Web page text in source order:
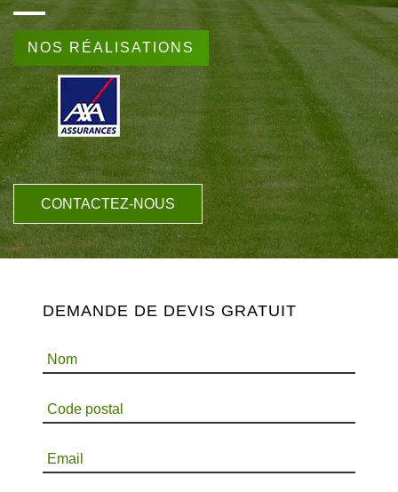
NOS RÉALISATIONS
CONTACTEZ-NOUS
DEMANDE DE DEVIS GRATUIT
Nom
Code postal
Email